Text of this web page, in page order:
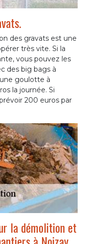
des gravats est une
très vite. Si la
vous pouvez les
des big bags à
goulotte à
la journée. Si
200 euros par
la démolition et